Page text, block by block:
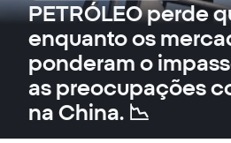
PETRÓLEO perde
enquanto os
ponderam o
as preocupações
na China. 📉